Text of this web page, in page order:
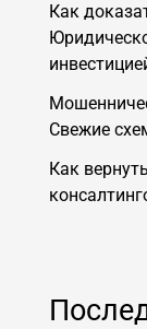
Как
Свежие
Как